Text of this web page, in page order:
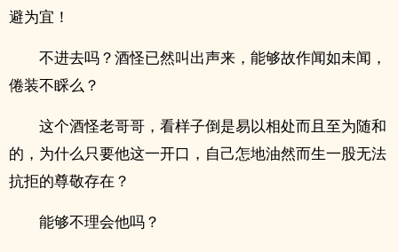
避为宜！
不进去吗？酒怪已然叫出声来，能够故作闻如未闻，
倦装不睬么？
这个酒怪老哥哥，看样子倒是易以相处而且至为随和
的，为什么只要他这一开口，自己怎地油然而生一股无法
抗拒的尊敬存在？
能够不理会他吗？